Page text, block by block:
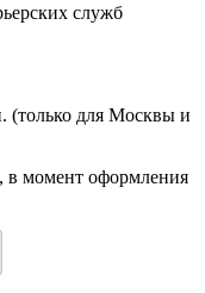
служб
для Москвы и
в момент оформления